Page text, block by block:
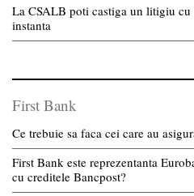
La CSALB poti castiga un litigiu cu
instanta
First Bank
Ce trebuie sa faca cei care au
First Bank este reprezentanta
cu creditele Bancpost?